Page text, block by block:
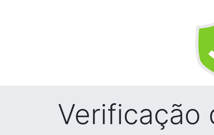
Verificação